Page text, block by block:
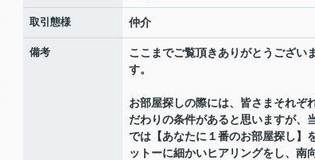
取引態様 仲介
備考
ここまでご覧頂きありがとうござい
す。
お部屋探しの際には、皆さまそれぞ
だわりの条件があると思いますが、
では【あなたに１番のお部屋探し】
ットーに細かいヒアリングをし、南